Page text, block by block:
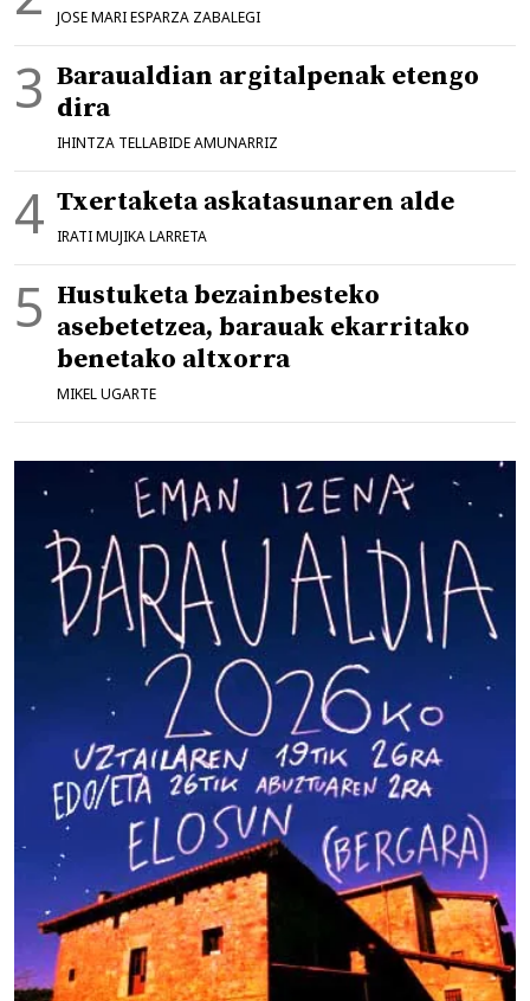
JOSE MARI ESPARZA ZABALEGI
Baraualdian argitalpenak etengo
dira
IHINTZA TELLABIDE AMUNARRIZ
Txertaketa askatasunaren alde
IRATI MUJIKA LARRETA
Hustuketa bezainbesteko
asebetetzea, barauak ekarritako
benetako altxorra
MIKEL UGARTE